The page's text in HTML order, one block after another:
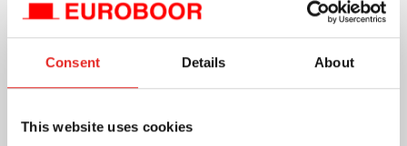
Consent Details About
This website uses cookies
Boletín informativo